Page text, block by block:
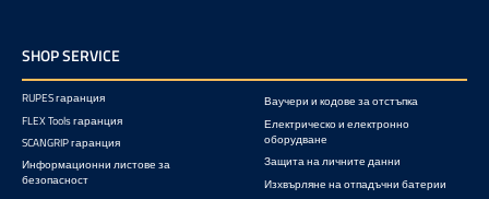
SHOP SERVICE
RUPES гаранция
FLEX Tools гаранция
SCANGRIP гаранция
Информационни листове за
безопасност
Ваучери и кодове за отстъпка
Електрическо и електронно
оборудване
Защита на личните данни
Изхвърляне на отпадъчни батерии